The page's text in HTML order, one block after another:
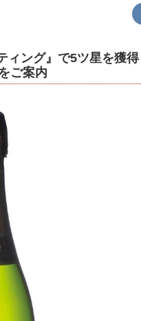
ィング』で5ツ星を獲
ご案内